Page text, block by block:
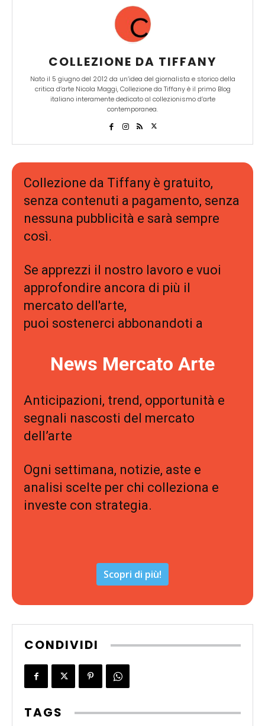
COLLEZIONE DA TIFFANY
Nato il 5 giugno del 2012 da un’idea del giornalista e storico della
critica d’arte Nicola Maggi, Collezione da Tiffany è il primo Blog
italiano interamente dedicato al collezionismo d’arte
contemporanea.
Collezione da Tiffany è gratuito,
senza contenuti a pagamento, senza
nessuna pubblicità e sarà sempre
così.
Se apprezzi il nostro lavoro e vuoi
approfondire ancora di più il
mercato dell'arte,
puoi sostenerci abbonandoti a
News Mercato Arte
Anticipazioni, trend, opportunità e
segnali nascosti del mercato
dell’arte
Ogni settimana, notizie, aste e
analisi scelte per chi colleziona e
investe con strategia.
Scopri di più!
CONDIVIDI
TAGS